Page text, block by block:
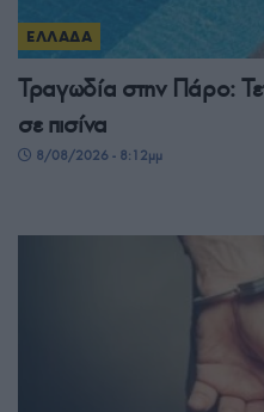
ΕΛΛΑΔΑ
Τραγωδία στην Πάρο:
σε πισίνα
8/08/2026 - 8:12μμ